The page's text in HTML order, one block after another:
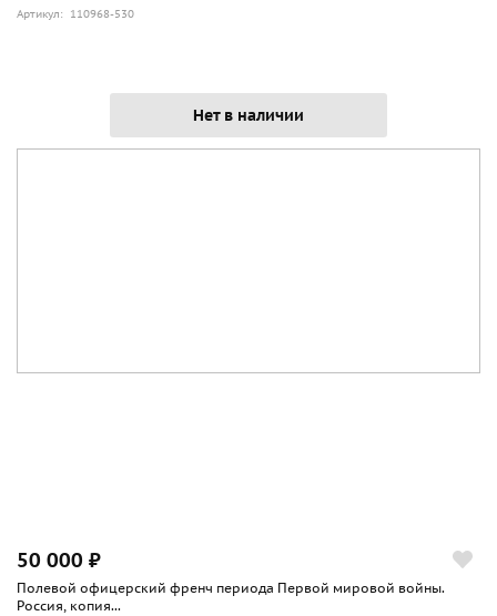
Артикул: 110968-530
Нет в наличии
50 000 ₽
Полевой офицерский френч периода Первой мировой войны.
Россия, копия...